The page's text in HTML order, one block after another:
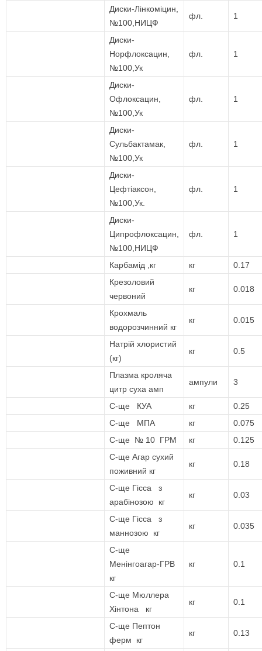
Диски-Лінкоміцин,
№100,НИЦФ
фл. 1
Диски-
Норфлоксацин,
№100,Ук
фл. 1
Диски-
Офлоксацин,
№100,Ук
фл. 1
Диски-
Сульбактамак,
№100,Ук
фл. 1
Диски-
Цефтіаксон,
№100,Ук.
фл. 1
Диски-
Ципрофлоксацин,
№100,НИЦФ
фл. 1
Карбамід ,кг кг
0.17
Крезоловий
червоний
кг 0.018
Крохмаль
водорозчинний кг
кг 0.015
Натрій хлористий
(кг)
кг 0.5
Плазма кроляча
цитр суха амп
ампули 3
С-ще КУА кг
0.25
С-ще МПА
кг
0.075
С-ще № 10 ГРМ
кг
0.125
С-ще Агар сухий
поживний кг
кг 0.18
С-ще Гісса з
арабінозою кг
кг 0.03
С-ще Гісса з
маннозою кг
кг 0.035
С-ще
Менінгоагар-ГРВ
кг
кг 0.1
С-ще Мюллера
Хінтона кг
кг 0.1
С-ще Пептон
ферм кг
кг 0.13